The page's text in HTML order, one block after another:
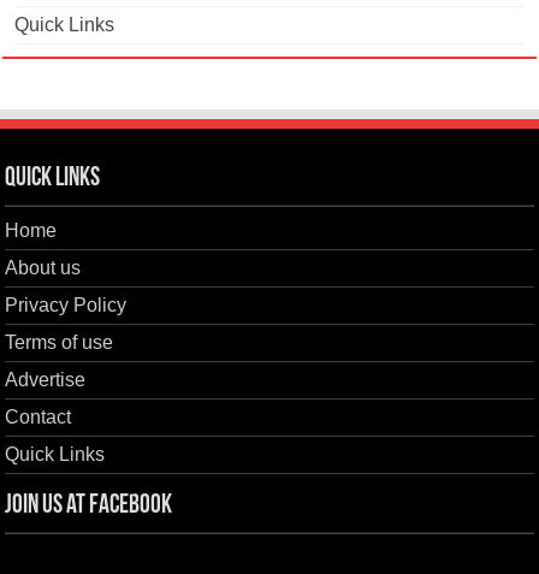
Quick Links
Quick Links
Home
About us
Privacy Policy
Terms of use
Advertise
Contact
Quick Links
Join us at Facebook